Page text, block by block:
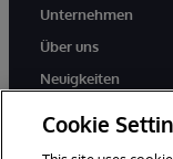
Unternehmen
Über uns
Neuigkeiten
Cookie